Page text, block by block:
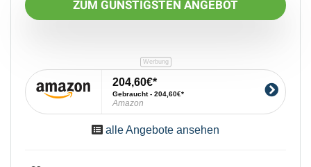
ZUM GÜNSTIGSTEN ANGEBOT
204,60€
Gebraucht - 204,60€
Amazon
alle Angebote ansehen